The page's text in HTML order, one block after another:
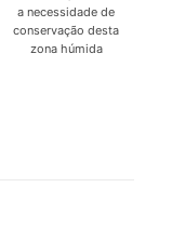
a necessidade de
conservação desta
zona húmida